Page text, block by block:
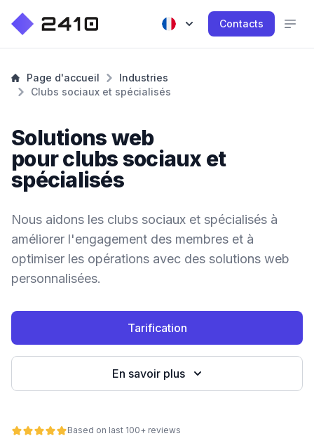
Contacts
Page d'accueil
Industries
Clubs sociaux et spécialisés
Solutions web
pour clubs sociaux et
spécialisés
Nous aidons les clubs sociaux et spécialisés à
améliorer l'engagement des membres et à
optimiser les opérations avec des solutions web
personnalisées.
Tarification
En savoir plus
Based on last 100+ reviews